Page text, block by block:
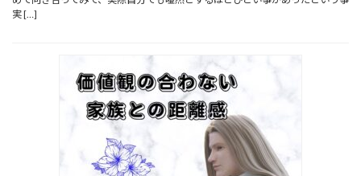
実 […]